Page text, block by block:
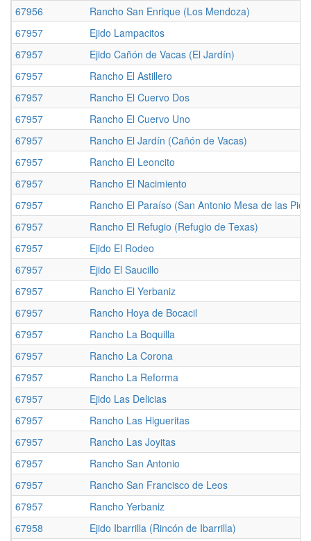
67956
Rancho San Enrique (Los Mendoza)
67957
Ejido Lampacitos
67957
Ejido Cañón de Vacas (El Jardín)
67957
Rancho El Astillero
67957
Rancho El Cuervo Dos
67957
Rancho El Cuervo Uno
67957
Rancho El Jardín (Cañón de Vacas)
67957
Rancho El Leoncito
67957
Rancho El Nacimiento
67957
Rancho El Paraíso (San Antonio Mesa de las
67957
Rancho El Refugio (Refugio de Texas)
67957
Ejido El Rodeo
67957
Ejido El Saucillo
67957
Rancho El Yerbaniz
67957
Rancho Hoya de Bocacil
67957
Rancho La Boquilla
67957
Rancho La Corona
67957
Rancho La Reforma
67957
Ejido Las Delicias
67957
Rancho Las Higueritas
67957
Rancho Las Joyitas
67957
Rancho San Antonio
67957
Rancho San Francisco de Leos
67957
Rancho Yerbaniz
67958
Ejido Ibarrilla (Rincón de Ibarrilla)